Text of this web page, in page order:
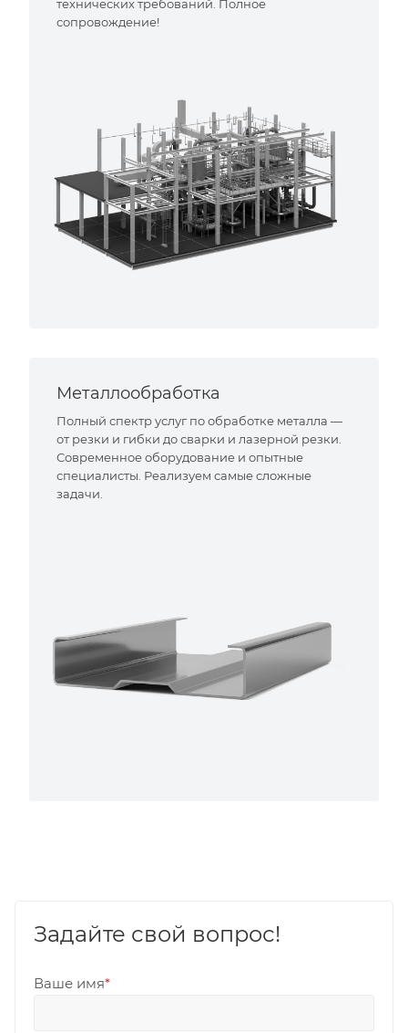
технических требований. Полное
сопровождение!
Металлообработка
Полный спектр услуг по обработке металла —
от резки и гибки до сварки и лазерной резки.
Современное оборудование и опытные
специалисты. Реализуем самые сложные
задачи.
Задайте свой вопрос!
Ваше имя*